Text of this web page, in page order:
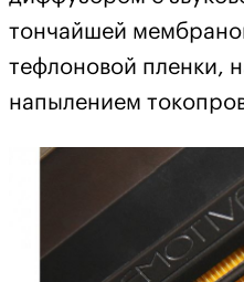
тончайшей
тефлоновой пленки,
напылением